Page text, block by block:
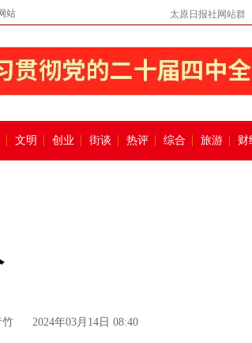
站 太原日报社网站群
文明 创业 街谈 热评 综合 旅游 财
竹 2024年03月14日 08:40